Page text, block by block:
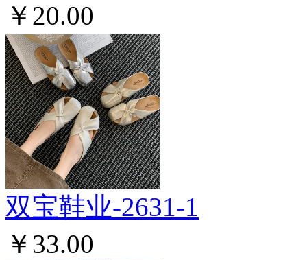
￥20.00
双宝鞋业-2631-1
￥33.00